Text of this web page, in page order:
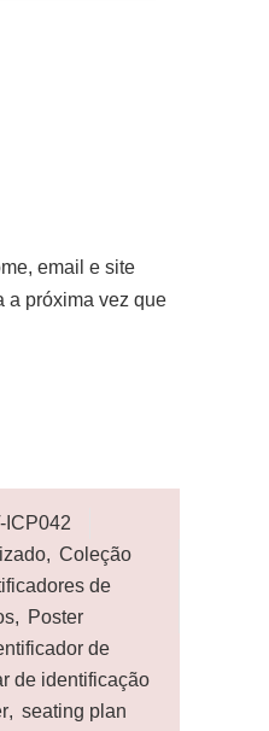
email e site
a próxima vez que
ICP042
, Coleção
de
, Poster
de
de identificação
, seating plan